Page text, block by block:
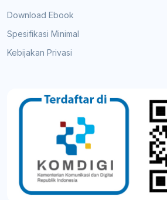
Download Ebook
Spesifikasi Minimal
Kebijakan Privasi